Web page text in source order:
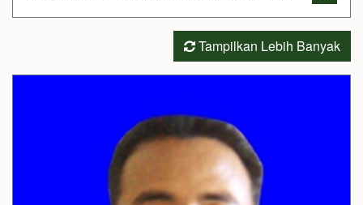
Tampilkan Lebih Banyak